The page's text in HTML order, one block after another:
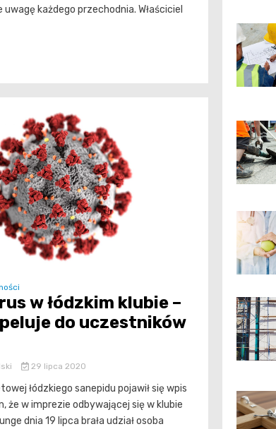
uwagę każdego przechodnia. Właściciel
w łódzkim klubie –
do uczestników
29 lipca 2020
łódzkiego sanepidu pojawił się wpis
że w imprezie odbywającej się w klubie
dnia 19 lipca brała udział osoba